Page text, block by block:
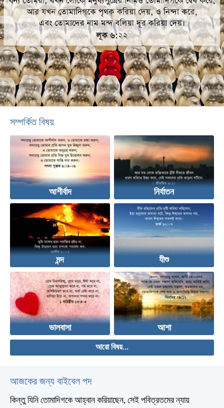
সম্পর্কিত বিষয়
আশীর্বাদ নির্যাতন
মন্দ যীশু
ভালবাসা আশা
আরো বিষয়...
আজকের জন্য বাইবেল পদ
কিন্তু যিনি তোমাদিগকে আহ্বান করিয়াছেন, সেই পবিত্রতমের ন্যায়